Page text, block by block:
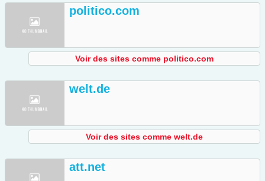
politico.com
Voir des sites comme politico.com
welt.de
Voir des sites comme welt.de
att.net